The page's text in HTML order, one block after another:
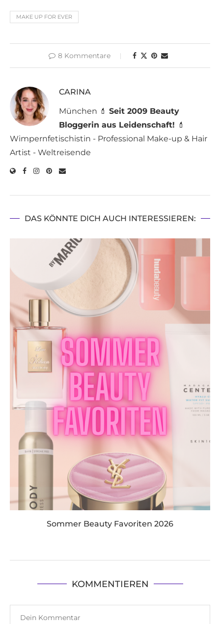
MAKE UP FOR EVER
8 Kommentare
CARINA
München 💄 Seit 2009 Beauty
Bloggerin aus Leidenschaft! 💄
Wimpernfetischistin - Professional Make-up & Hair
Artist - Weltreisende
DAS KÖNNTE DICH AUCH INTERESSIEREN:
Sommer Beauty Favoriten 2026
KOMMENTIEREN